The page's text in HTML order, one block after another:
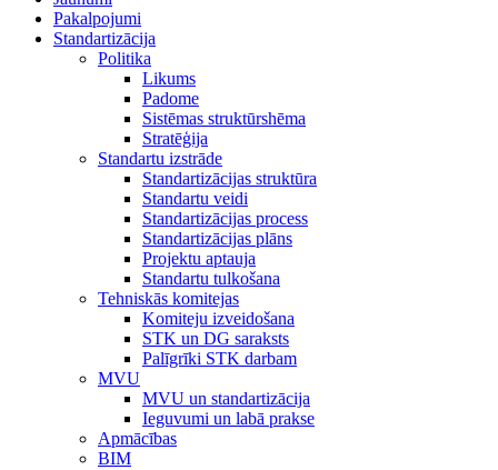
Pakalpojumi
Standartizācija
Politika
Likums
Padome
Sistēmas struktūrshēma
Stratēģija
Standartu izstrāde
Standartizācijas struktūra
Standartu veidi
Standartizācijas process
Standartizācijas plāns
Projektu aptauja
Standartu tulkošana
Tehniskās komitejas
Komiteju izveidošana
STK un DG saraksts
Palīgrīki STK darbam
MVU
MVU un standartizācija
Ieguvumi un labā prakse
Apmācības
BIM